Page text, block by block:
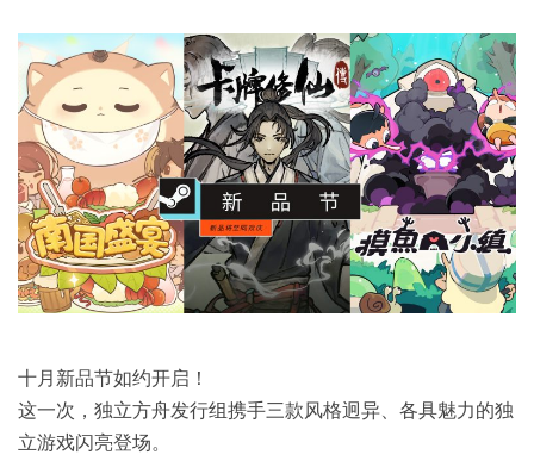
十月新品节如约开启！
这一次，独立方舟发行组携手三款风格迥异、各具魅力的独
立游戏闪亮登场。